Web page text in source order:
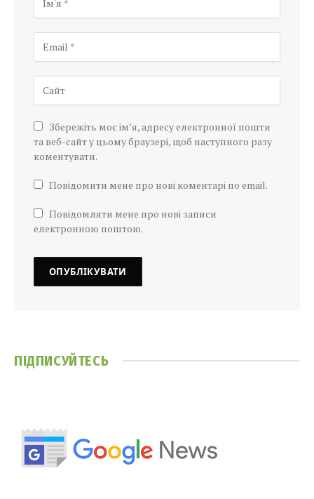
Збережіть моє ім’я, адресу електронної пошти
та веб-сайт у цьому браузері, щоб наступного разу
коментувати.
Повідомити мене про нові коментарі по email.
Повідомляти мене про нові записи
електронною поштою.
ПІДПИСУЙТЕСЬ